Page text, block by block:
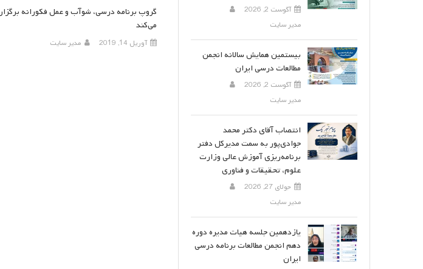
گروپ برنامه درسی، شوآب و عمل فکورانه برگزار
می‌کند
آوریل 14, 2019 مدیر سایت
آگوست 2, 2026
مدیر سایت
بیستمین همایش سالانه انجمن
مطالعات درسی ایران
آگوست 2, 2026
مدیر سایت
انتصاب آقای دکتر محمد
جوادی‌پور به سمت مدیرکل دفتر
برنامه‌ریزی آموزش عالی وزارت
علوم، تحقیقات و فناوری
جولای 27, 2026
مدیر سایت
یازدهمین جلسه هیات مدیره دوره
دهم انجمن مطالعات برنامه درسی
ایران